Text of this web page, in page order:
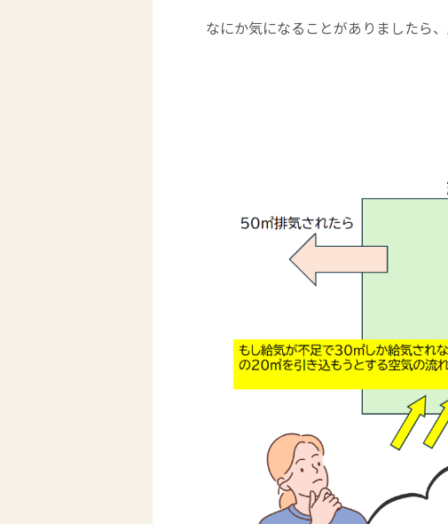
なにか気になることがありましたら